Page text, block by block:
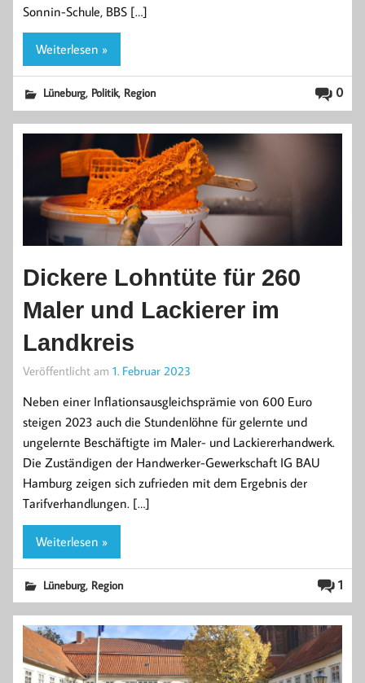
Sonnin-Schule, BBS […]
Weiterlesen »
0
Lüneburg, Politik, Region
Dickere Lohntüte für 260
Maler und Lackierer im
Landkreis
Veröffentlicht am 1. Februar 2023
Neben einer Inflationsausgleichsprämie von 600 Euro
steigen 2023 auch die Stundenlöhne für gelernte und
ungelernte Beschäftigte im Maler- und Lackiererhandwerk.
Die Zuständigen der Handwerker-Gewerkschaft IG BAU
Hamburg zeigen sich zufrieden mit dem Ergebnis der
Tarifverhandlungen. […]
Weiterlesen »
1
Lüneburg, Region